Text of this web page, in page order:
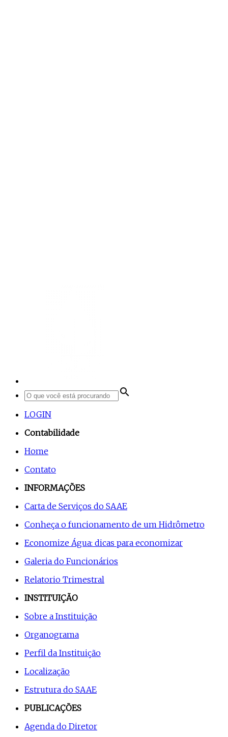
search
LOGIN
Contabilidade
Home
Contato
INFORMAÇÕES
Carta de Serviços do SAAE
Conheça o funcionamento de um Hidrômetro
Economize Água: dicas para economizar
Galeria do Funcionários
Relatorio Trimestral
INSTITUIÇÃO
Sobre a Instituição
Organograma
Perfil da Instituição
Localização
Estrutura do SAAE
PUBLICAÇÕES
Agenda do Diretor